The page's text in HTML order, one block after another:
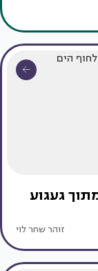
געגוע
זוהר שחר לוי